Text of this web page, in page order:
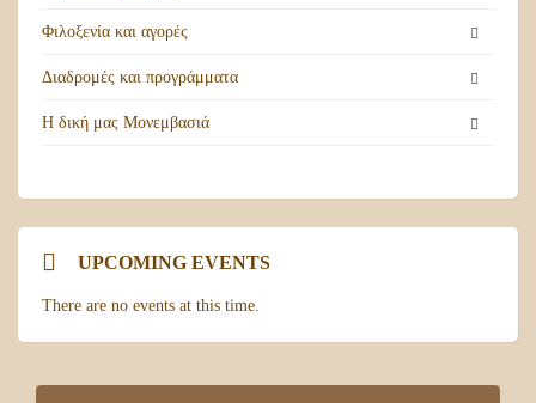
Φιλοξενία και αγορές
Διαδρομές και προγράμματα
Η δική μας Μονεμβασιά
UPCOMING EVENTS
There are no events at this time.